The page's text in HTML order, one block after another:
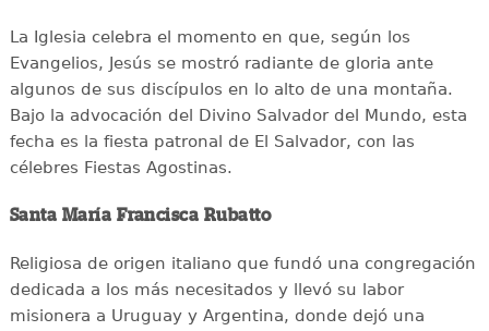
La Iglesia celebra el momento en que, según los
Evangelios, Jesús se mostró radiante de gloria ante
algunos de sus discípulos en lo alto de una montaña.
Bajo la advocación del Divino Salvador del Mundo, esta
fecha es la fiesta patronal de El Salvador, con las
célebres Fiestas Agostinas.
Santa María Francisca Rubatto
Religiosa de origen italiano que fundó una congregación
dedicada a los más necesitados y llevó su labor
misionera a Uruguay y Argentina, donde dejó una